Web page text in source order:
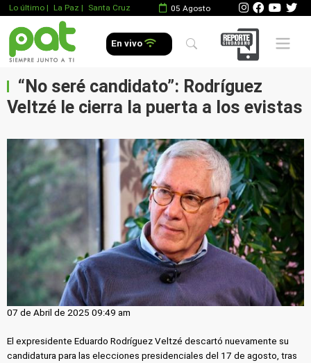
Lo último | La Paz | Santa Cruz 05 Agosto
En vivo Mobile
“No seré candidato”: Rodríguez
Veltzé le cierra la puerta a los evistas
07 de Abril de 2025 09:49 am
El expresidente Eduardo Rodríguez Veltzé descartó nuevamente su
candidatura para las elecciones presidenciales del 17 de agosto, tras